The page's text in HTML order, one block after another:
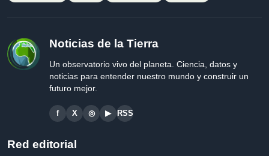
Noticias de la Tierra
Un observatorio vivo del planeta. Ciencia, datos y
noticias para entender nuestro mundo y construir un
futuro mejor.
f X ◎ ▶ RSS
Red editorial